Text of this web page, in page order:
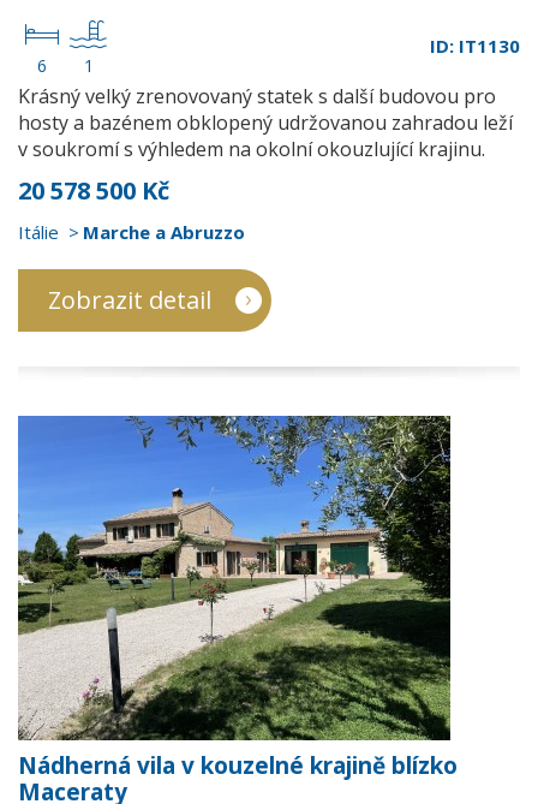
6 1
ID: IT1130
Krásný velký zrenovovaný statek s další budovou pro
hosty a bazénem obklopený udržovanou zahradou leží
v soukromí s výhledem na okolní okouzlující krajinu.
20 578 500 Kč
Itálie Marche a Abruzzo
Zobrazit detail
Nádherná vila v kouzelné krajině blízko
Maceraty